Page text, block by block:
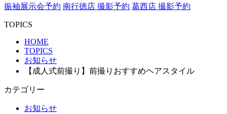
振袖展示会予約 南行徳店 撮影予約 葛西店 撮影予約
TOPICS
HOME
TOPICS
お知らせ
【成人式前撮り】前撮りおすすめヘアスタイル
カテゴリー
お知らせ